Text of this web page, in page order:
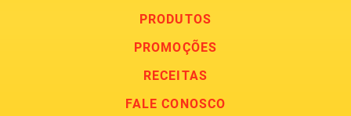
PRODUTOS
PROMOÇÕES
RECEITAS
FALE CONOSCO